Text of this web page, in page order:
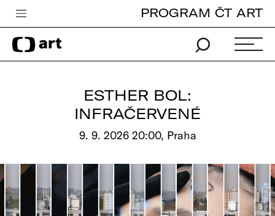
Česká televize
Zpravodajství
Vše o ČT
PROGRAM ČT ART
ESTHER BOL:
INFRAČERVENÉ
9. 9. 2026 20:00, Praha